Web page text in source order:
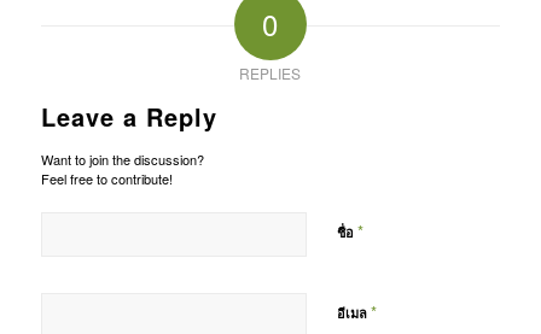
0
REPLIES
Leave a Reply
Want to join the discussion?
Feel free to contribute!
ชื่อ *
อีเมล *